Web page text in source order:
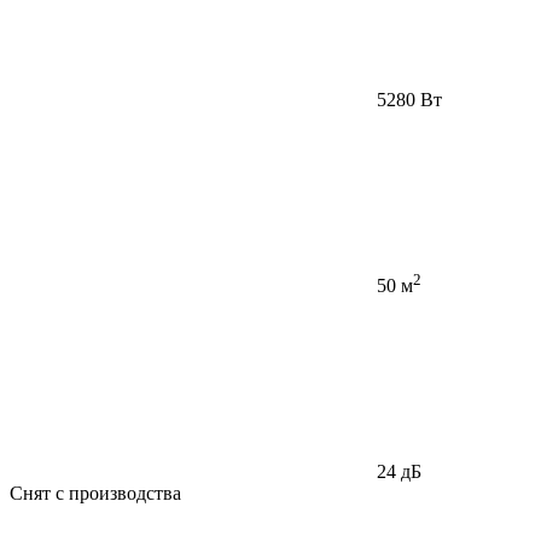
5280 Вт
50 м2
24 дБ
Снят с производства